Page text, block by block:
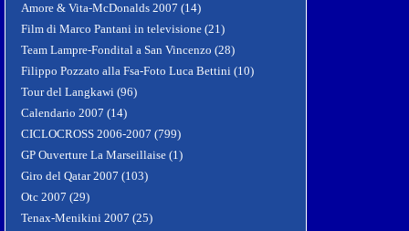
Amore & Vita-McDonalds 2007 (14)
Film di Marco Pantani in televisione (21)
Team Lampre-Fondital a San Vincenzo (28)
Filippo Pozzato alla Fsa-Foto Luca Bettini (10)
Tour del Langkawi (96)
Calendario 2007 (14)
CICLOCROSS 2006-2007 (799)
GP Ouverture La Marseillaise (1)
Giro del Qatar 2007 (103)
Otc 2007 (29)
Tenax-Menikini 2007 (25)